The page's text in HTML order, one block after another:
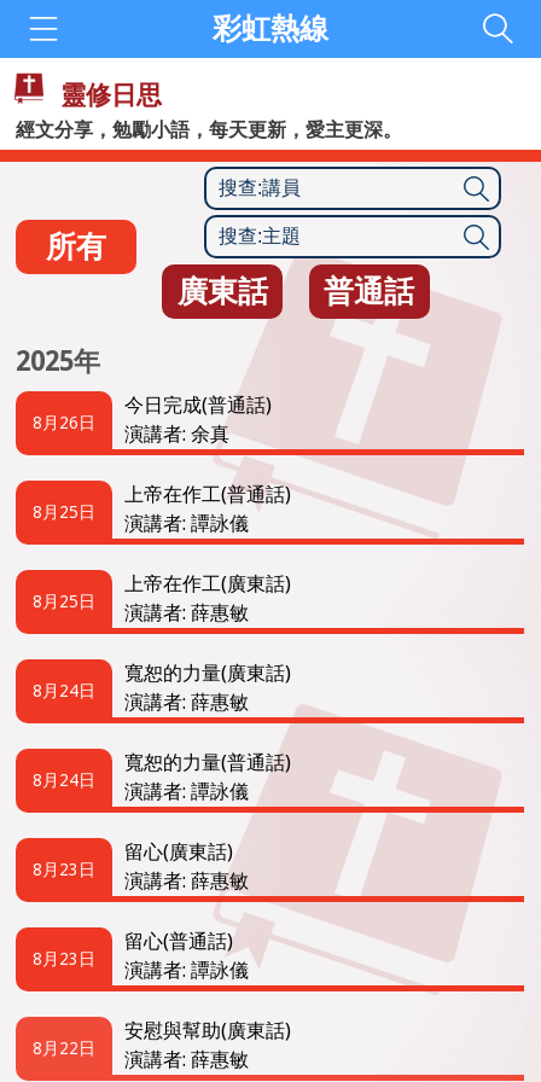
彩虹熱線
靈修日思
經文分享，勉勵小語，每天更新，愛主更深。
所有
廣東話
普通話
2025年
8月26日
今日完成(普通話)
演講者: 余真
8月25日
上帝在作工(普通話)
演講者: 譚詠儀
8月25日
上帝在作工(廣東話)
演講者: 薛惠敏
8月24日
寬恕的力量(廣東話)
演講者: 薛惠敏
8月24日
寬恕的力量(普通話)
演講者: 譚詠儀
8月23日
留心(廣東話)
演講者: 薛惠敏
8月23日
留心(普通話)
演講者: 譚詠儀
8月22日
安慰與幫助(廣東話)
演講者: 薛惠敏